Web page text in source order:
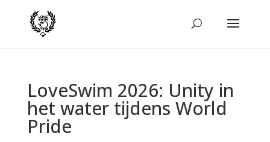
LoveSwim 2026: Unity in
het water tijdens World
Pride